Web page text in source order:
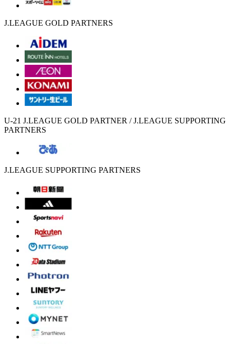
J.LEAGUE GOLD PARTNERS
U-21 J.LEAGUE GOLD PARTNER / J.LEAGUE SUPPORTING
PARTNERS
J.LEAGUE SUPPORTING PARTNERS